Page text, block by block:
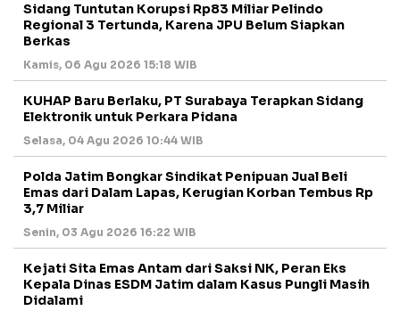
Sidang Tuntutan Korupsi Rp83 Miliar Pelindo
Regional 3 Tertunda, Karena JPU Belum Siapkan
Berkas
Kamis, 06 Agu 2026 15:18 WIB
KUHAP Baru Berlaku, PT Surabaya Terapkan Sidang
Elektronik untuk Perkara Pidana
Selasa, 04 Agu 2026 10:44 WIB
Polda Jatim Bongkar Sindikat Penipuan Jual Beli
Emas dari Dalam Lapas, Kerugian Korban Tembus Rp
3,7 Miliar
Senin, 03 Agu 2026 16:22 WIB
Kejati Sita Emas Antam dari Saksi NK, Peran Eks
Kepala Dinas ESDM Jatim dalam Kasus Pungli Masih
Didalami